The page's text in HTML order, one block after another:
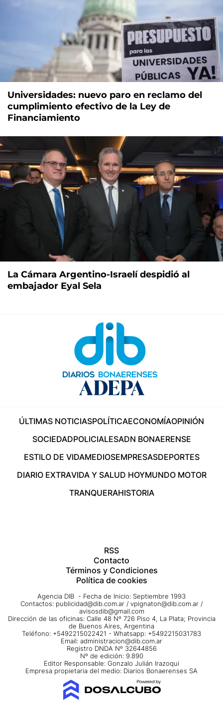
Universidades: nuevo paro en reclamo del
cumplimiento efectivo de la Ley de
Financiamiento
La Cámara Argentino-Israelí despidió al
embajador Eyal Sela
ÚLTIMAS NOTICIASPOLÍTICAECONOMÍAOPINIÓN
SOCIEDADPOLICIALESADN BONAERENSE
ESTILO DE VIDAMEDIOSEMPRESASDEPORTES
DIARIO EXTRAVIDA Y SALUD HOYMUNDO MOTOR
TRANQUERAHISTORIA
RSS
Contacto
Términos y Condiciones
Política de cookies
Agencia DIB - Fecha de Inicio: Septiembre 1993
Contactos: publicidad@dib.com.ar / vpignaton@dib.com.ar /
avisosdib@gmail.com
Dirección de las oficinas: Calle 48 Nº 726 Piso 4, La Plata; Provincia
de Buenos Aires, Argentina
Teléfono: +5492215022421 - Whatsapp: +5492215031783
Email: administracion@dib.com.ar
Registro DNDA Nº 32644856
Nº de edición: 9.890
Editor Responsable: Gonzalo Julián Irazoqui
Empresa propietaria del medio: Diarios Bonaerenses SA